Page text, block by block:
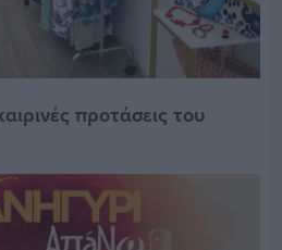
προτάσεις του